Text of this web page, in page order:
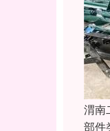
渭南
部件